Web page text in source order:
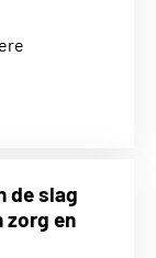
de slag
zorg en